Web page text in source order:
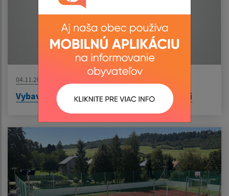
04.11.2025
Vybavenie sály kultúrneho domu stoličkami